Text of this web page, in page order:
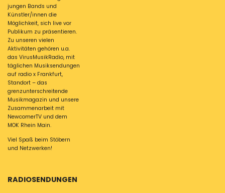
jungen Bands und
Künstler/innen die
Möglichkeit, sich live vor
Publikum zu präsentieren.
Zu unseren vielen
Aktivitäten gehören u.a.
das VirusMusikRadio, mit
täglichen Musiksendungen
auf radio x Frankfurt,
Standort – das
grenzunterschreitende
Musikmagazin und unsere
Zusammenarbeit mit
NewcomerTV und dem
MOK Rhein Main.
Viel Spaß beim Stöbern
und Netzwerken!
RADIOSENDUNGEN